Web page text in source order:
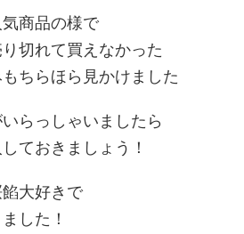
商品の様で
切れて買えなかった
ちらほら見かけました
らっしゃいましたら
ておきましょう！
大好きで
した！